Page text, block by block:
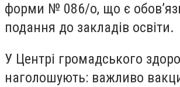
форми № 086/о, що є
подання до закладів освіти.
У Центрі громадського
наголошують: важливо